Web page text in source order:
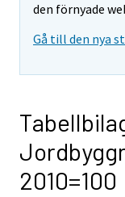
den förnyade
Gå till den nya
2010=100